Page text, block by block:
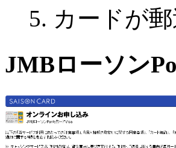
カードが郵
JMBローソン